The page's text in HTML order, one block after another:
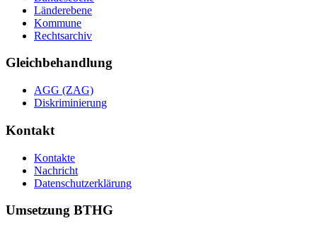
Länderebene
Kommune
Rechtsarchiv
Gleichbehandlung
AGG (ZAG)
Diskriminierung
Kontakt
Kontakte
Nachricht
Datenschutzerklärung
Umsetzung BTHG